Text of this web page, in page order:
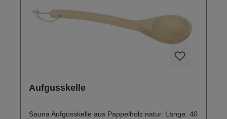
Aufgusskelle
Sauna Aufgusskelle aus Pappelholz natur. Länge: 40